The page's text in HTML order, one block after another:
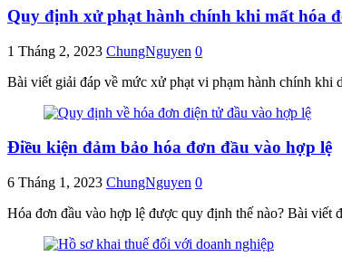
Quy định xử phạt hành chính khi mất hóa
1 Tháng 2, 2023 ChungNguyen 0
Bài viết giải đáp về mức xử phạt vi phạm hành chính khi
Điều kiện đảm bảo hóa đơn đầu vào hợp lệ
6 Tháng 1, 2023 ChungNguyen 0
Hóa đơn đầu vào hợp lệ được quy định thế nào? Bài